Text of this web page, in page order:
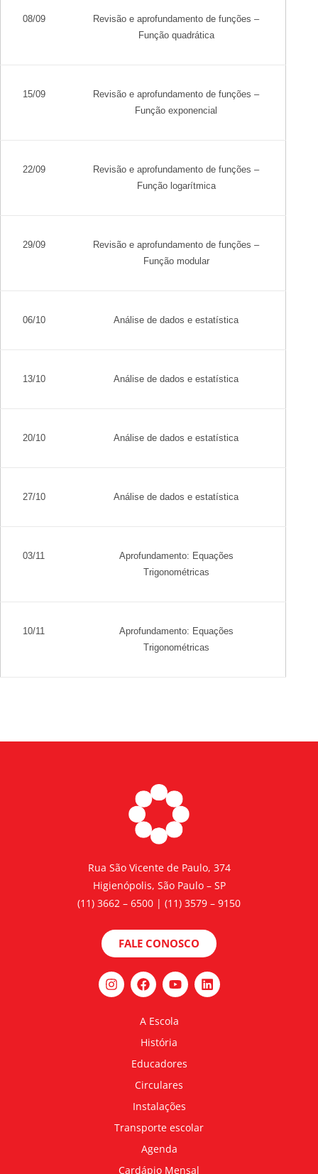
08/09
Revisão e aprofundamento de funções –
Função quadrática
15/09
Revisão e aprofundamento de funções –
Função exponencial
22/09
Revisão e aprofundamento de funções –
Função logarítmica
29/09
Revisão e aprofundamento de funções –
Função modular
06/10 Análise de dados e estatística
13/10 Análise de dados e estatística
20/10 Análise de dados e estatística
27/10 Análise de dados e estatística
03/11
Aprofundamento: Equações
Trigonométricas
10/11
Aprofundamento: Equações
Trigonométricas
Rua São Vicente de Paulo, 374
Higienópolis, São Paulo – SP
(11) 3662 – 6500 | (11) 3579 – 9150
FALE CONOSCO
A Escola
História
Educadores
Circulares
Instalações
Transporte escolar
Agenda
Cardápio Mensal